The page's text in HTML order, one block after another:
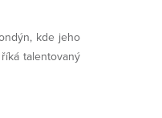
kde jeho
talentovaný